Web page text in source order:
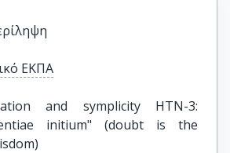
ΕΚΠΑ
and symplicity HTN-3:
initium" (doubt is the